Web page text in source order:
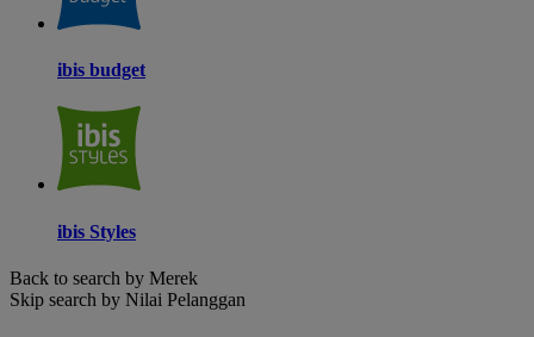
ibis budget
ibis Styles
Back to search by Merek
Skip search by Nilai Pelanggan